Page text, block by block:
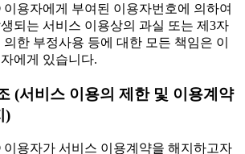
용자에게 부여된 이용자번호에 의하여
되는 서비스 이용상의 과실 또는 제3자
의한 부정사용 등에 대한 모든 책임은 이
에게 있습니다.
(서비스 이용의 제한 및 이용계약
)
용자가 서비스 이용계약을 해지하고자